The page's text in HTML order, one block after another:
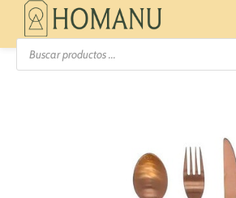
Búsqueda
productos